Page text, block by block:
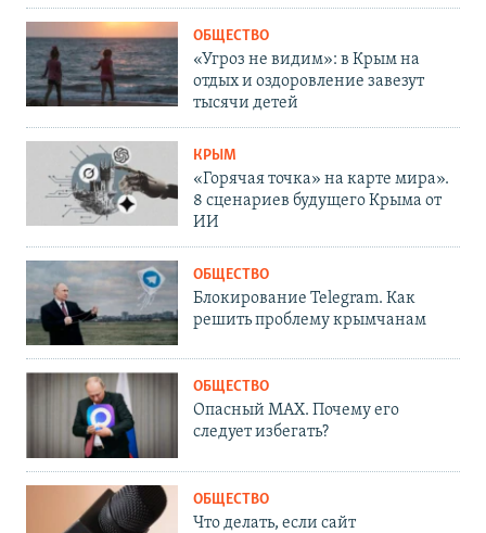
ОБЩЕСТВО
«Угроз не видим»: в Крым на
отдых и оздоровление завезут
тысячи детей
КРЫМ
«Горячая точка» на карте мира».
8 сценариев будущего Крыма от
ИИ
ОБЩЕСТВО
Блокирование Telegram. Как
решить проблему крымчанам
ОБЩЕСТВО
Опасный MAX. Почему его
следует избегать?
ОБЩЕСТВО
Что делать, если сайт